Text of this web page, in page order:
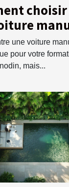
?
une voiture
pour votre
mais...